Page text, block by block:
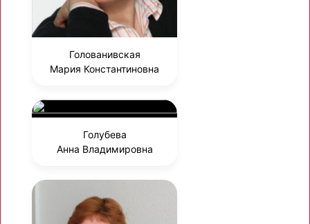
Голованивская
Мария Константиновна
Голубева
Анна Владимировна